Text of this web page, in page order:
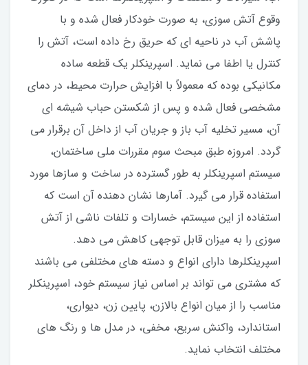
وقوع آتش سوزی، به صورت خودکار فعال شده و با
پاشش آب در ناحیه ای که حریق رخ داده است، آتش را
کنترل یا اطفا می نماید. اسپرینکلر یک قطعه ساده
مکانیکی بوده که معمولاً با افزایش حرارت محیط، در دمای
مشخصی فعال شده و پس از شکستن حباب شیشه ای
آن، مسیر تخلیه آب باز و جریان آب از داخل آن برقرار می
گردد. امروزه طبق مبحث سوم مقررات ملی ساختمان،
سیستم اسپرینکلر به طور گسترده در ساخت و سازها مورد
استفاده قرار می گیرد. آمارها نشان دهنده آن است که
استفاده از این سیستم، خسارات و تلفات ناشی از آتش
سوزی را به میزان قابل توجهی کاهش می دهد.
اسپرینکلرها دارای انواع و دسته های مختلفی می باشند
که مشتری می تواند بر اساس نیاز سیستم خود، اسپرینکلر
مناسب را از میان انواع بالازن، پایین زن، دیواری،
استاندارد، واکنش سریع، مخفی، در مدل ها و رنگ های
مختلف انتخاب نماید.